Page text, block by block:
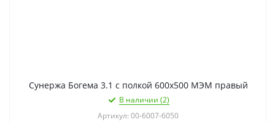
Сунержа Богема 3.1 с полкой 600х500 МЭМ правый
В наличии (2)
Артикул: 00-6007-6050